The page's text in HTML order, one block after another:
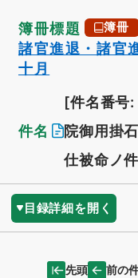
簿冊標題 簿冊
諸官進退・諸官
十月
件名
[件名番
院御用掛
仕被命ノ件
目録詳細を開く
先頭 前の